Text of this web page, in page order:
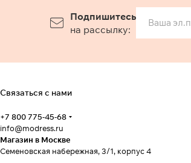
Подпишитесь
на рассылку:
Связаться с нами
+7 800 775-45-68
info@modress.ru
Магазин в Москве
Семеновская набережная, 3/1, корпус 4